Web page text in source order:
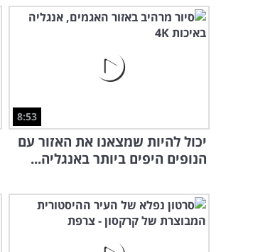
8:53
יכול להיות שמצאנו את האזור עם
הנופים היפים ביותר באנגליה...